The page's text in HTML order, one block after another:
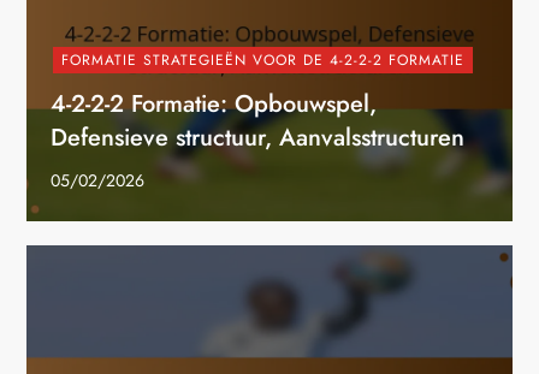
FORMATIE STRATEGIEËN VOOR DE 4-2-2-2 FORMATIE
4-2-2-2 Formatie: Opbouwspel,
Defensieve structuur, Aanvalsstructuren
05/02/2026